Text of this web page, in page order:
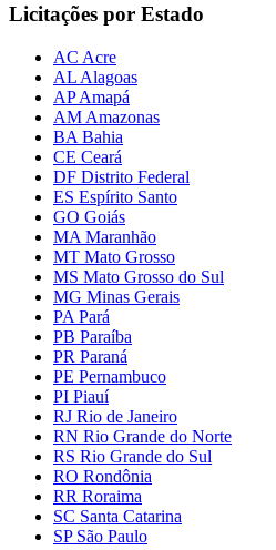
Licitações por Estado
AC Acre
AL Alagoas
AP Amapá
AM Amazonas
BA Bahia
CE Ceará
DF Distrito Federal
ES Espírito Santo
GO Goiás
MA Maranhão
MT Mato Grosso
MS Mato Grosso do Sul
MG Minas Gerais
PA Pará
PB Paraíba
PR Paraná
PE Pernambuco
PI Piauí
RJ Rio de Janeiro
RN Rio Grande do Norte
RS Rio Grande do Sul
RO Rondônia
RR Roraima
SC Santa Catarina
SP São Paulo